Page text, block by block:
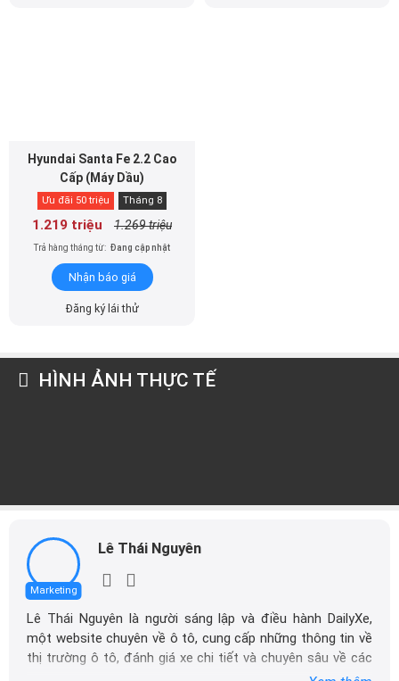
Hyundai Santa Fe 2.2 Cao
Cấp (Máy Dầu)
Ưu đãi 50 triệu Tháng 8
1.219 triệu 1.269 triệu
Trả hàng tháng từ: Đang cập nhật
Nhận báo giá
Đăng ký lái thử
HÌNH ẢNH THỰC TẾ
Marketing
Lê Thái Nguyên
Lê Thái Nguyên là người sáng lập và điều hành DailyXe,
một website chuyên về ô tô, cung cấp những thông tin về
thị trường ô tô, đánh giá xe chi tiết và chuyên sâu về các